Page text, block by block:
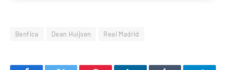
Benfica Dean Huijsen Real Madrid